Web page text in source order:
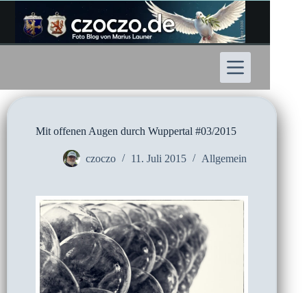
Inhalt
springen
Mit offenen Augen durch Wuppertal #03/2015
czoczo 11. Juli 2015 Allgemein